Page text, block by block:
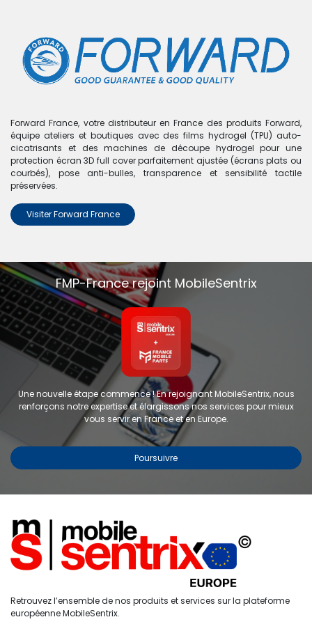
Étiquettes
Accueil Recherche
0
Compte
Boutique 0 articles trouvés.
Nous n'avons trouvé aucun
produit !
Aucun produit défini dans la catégorieiPad 2.
Forward France, votre distributeur en France des produits Forward,
équipe ateliers et boutiques avec des films hydrogel (TPU) auto-
cicatrisants et des machines de découpe hydrogel pour une
protection écran 3D full cover parfaitement ajustée (écrans plats ou
courbés), pose anti-bulles, transparence et sensibilité tactile
préservées.
Visiter Forward France
FMP-France rejoint MobileSentrix
Une nouvelle étape commence ! En rejoignant MobileSentrix, nous
renforçons notre expertise et élargissons nos services pour mieux
vous servir en France et en Europe.
Poursuivre
Retrouvez l’ensemble de nos produits et services sur la plateforme
européenne MobileSentrix.
Copyright © 2024 FMP-France. Tous droits réservés